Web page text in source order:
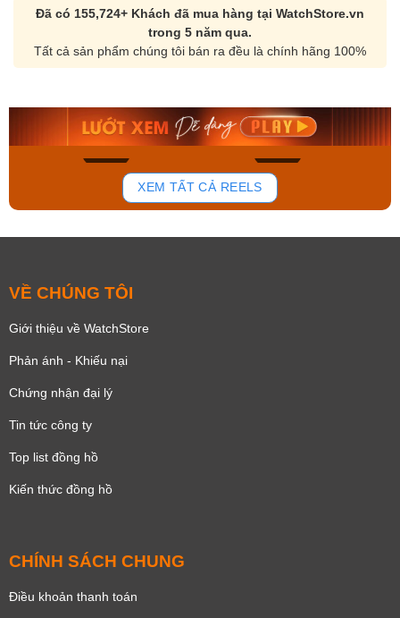
Đã có 155,724+ Khách đã mua hàng tại WatchStore.vn
trong 5 năm qua.
Tất cả sản phẩm chúng tôi bán ra đều là chính hãng 100%
177
Orient Nam RA-
Mua ngay
Casio Nam MTS-
Mua ngay
XEM TẤT CẢ REELS
VỀ CHÚNG TÔI
Giới thiệu về WatchStore
Phản ánh - Khiếu nại
Chứng nhận đại lý
Tin tức công ty
Top list đồng hồ
Kiến thức đồng hồ
CHÍNH SÁCH CHUNG
Điều khoản thanh toán